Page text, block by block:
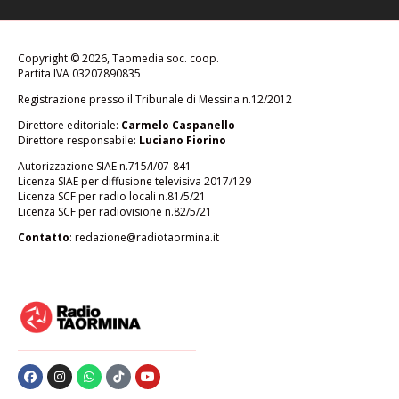
Copyright © 2026, Taomedia soc. coop.
Partita IVA 03207890835
Registrazione presso il Tribunale di Messina n.12/2012
Direttore editoriale: Carmelo Caspanello
Direttore responsabile: Luciano Fiorino
Autorizzazione SIAE n.715/I/07-841
Licenza SIAE per diffusione televisiva 2017/129
Licenza SCF per radio locali n.81/5/21
Licenza SCF per radiovisione n.82/5/21
Contatto: redazione@radiotaormina.it